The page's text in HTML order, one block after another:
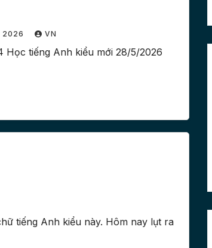
2026 VN
Học tiếng Anh kiểu mới 28/5/2026
tiếng Anh kiểu này. Hôm nay lụt ra